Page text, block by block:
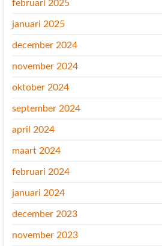
februari 2025
januari 2025
december 2024
november 2024
oktober 2024
september 2024
april 2024
maart 2024
februari 2024
januari 2024
december 2023
november 2023